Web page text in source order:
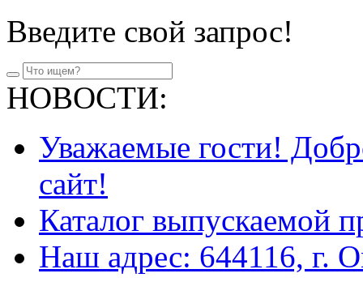
Введите свой запрос!
НОВОСТИ:
Уважаемые гости!
сайт!
Каталог выпускаемой
Наш адрес: 644116, г.